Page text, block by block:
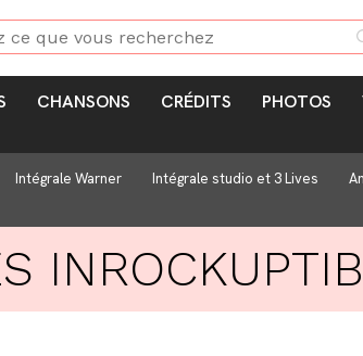
CHANSONS CRÉDITS PHOTOS
Intégrale Warner Intégrale studio et 3 Lives